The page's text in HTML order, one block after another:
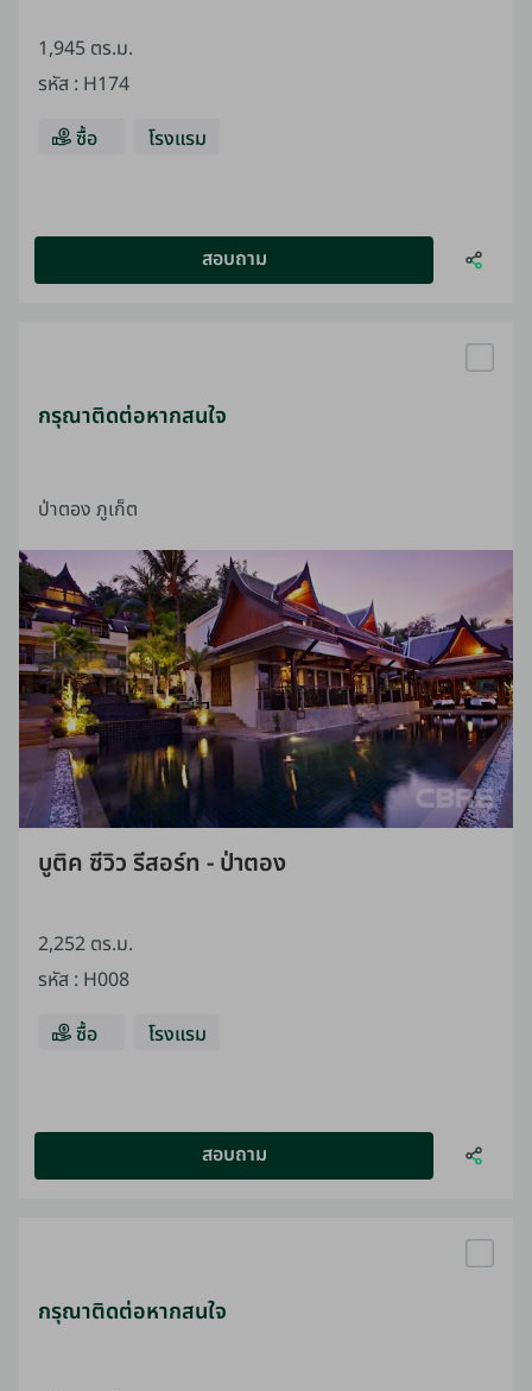
1,945 ตร.ม.
รหัส : H174
ซื้อ
โรงแรม
สอบถาม
กรุณาติดต่อหากสนใจ
ป่าตอง ภูเก็ต
บูติค ซีวิว รีสอร์ท - ป่าตอง
2,252 ตร.ม.
รหัส : H008
ซื้อ
โรงแรม
สอบถาม
กรุณาติดต่อหากสนใจ